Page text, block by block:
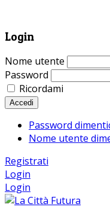
Login
Nome utente
Password
Ricordami
Accedi
Password
Nome utente
Registrati
Login
Login